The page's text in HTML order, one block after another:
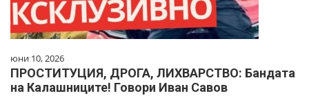
юни 10, 2026
ПРОСТИТУЦИЯ, ДРОГА, ЛИХВАРСТВО: Бандата
на Калашниците! Говори Иван Савов